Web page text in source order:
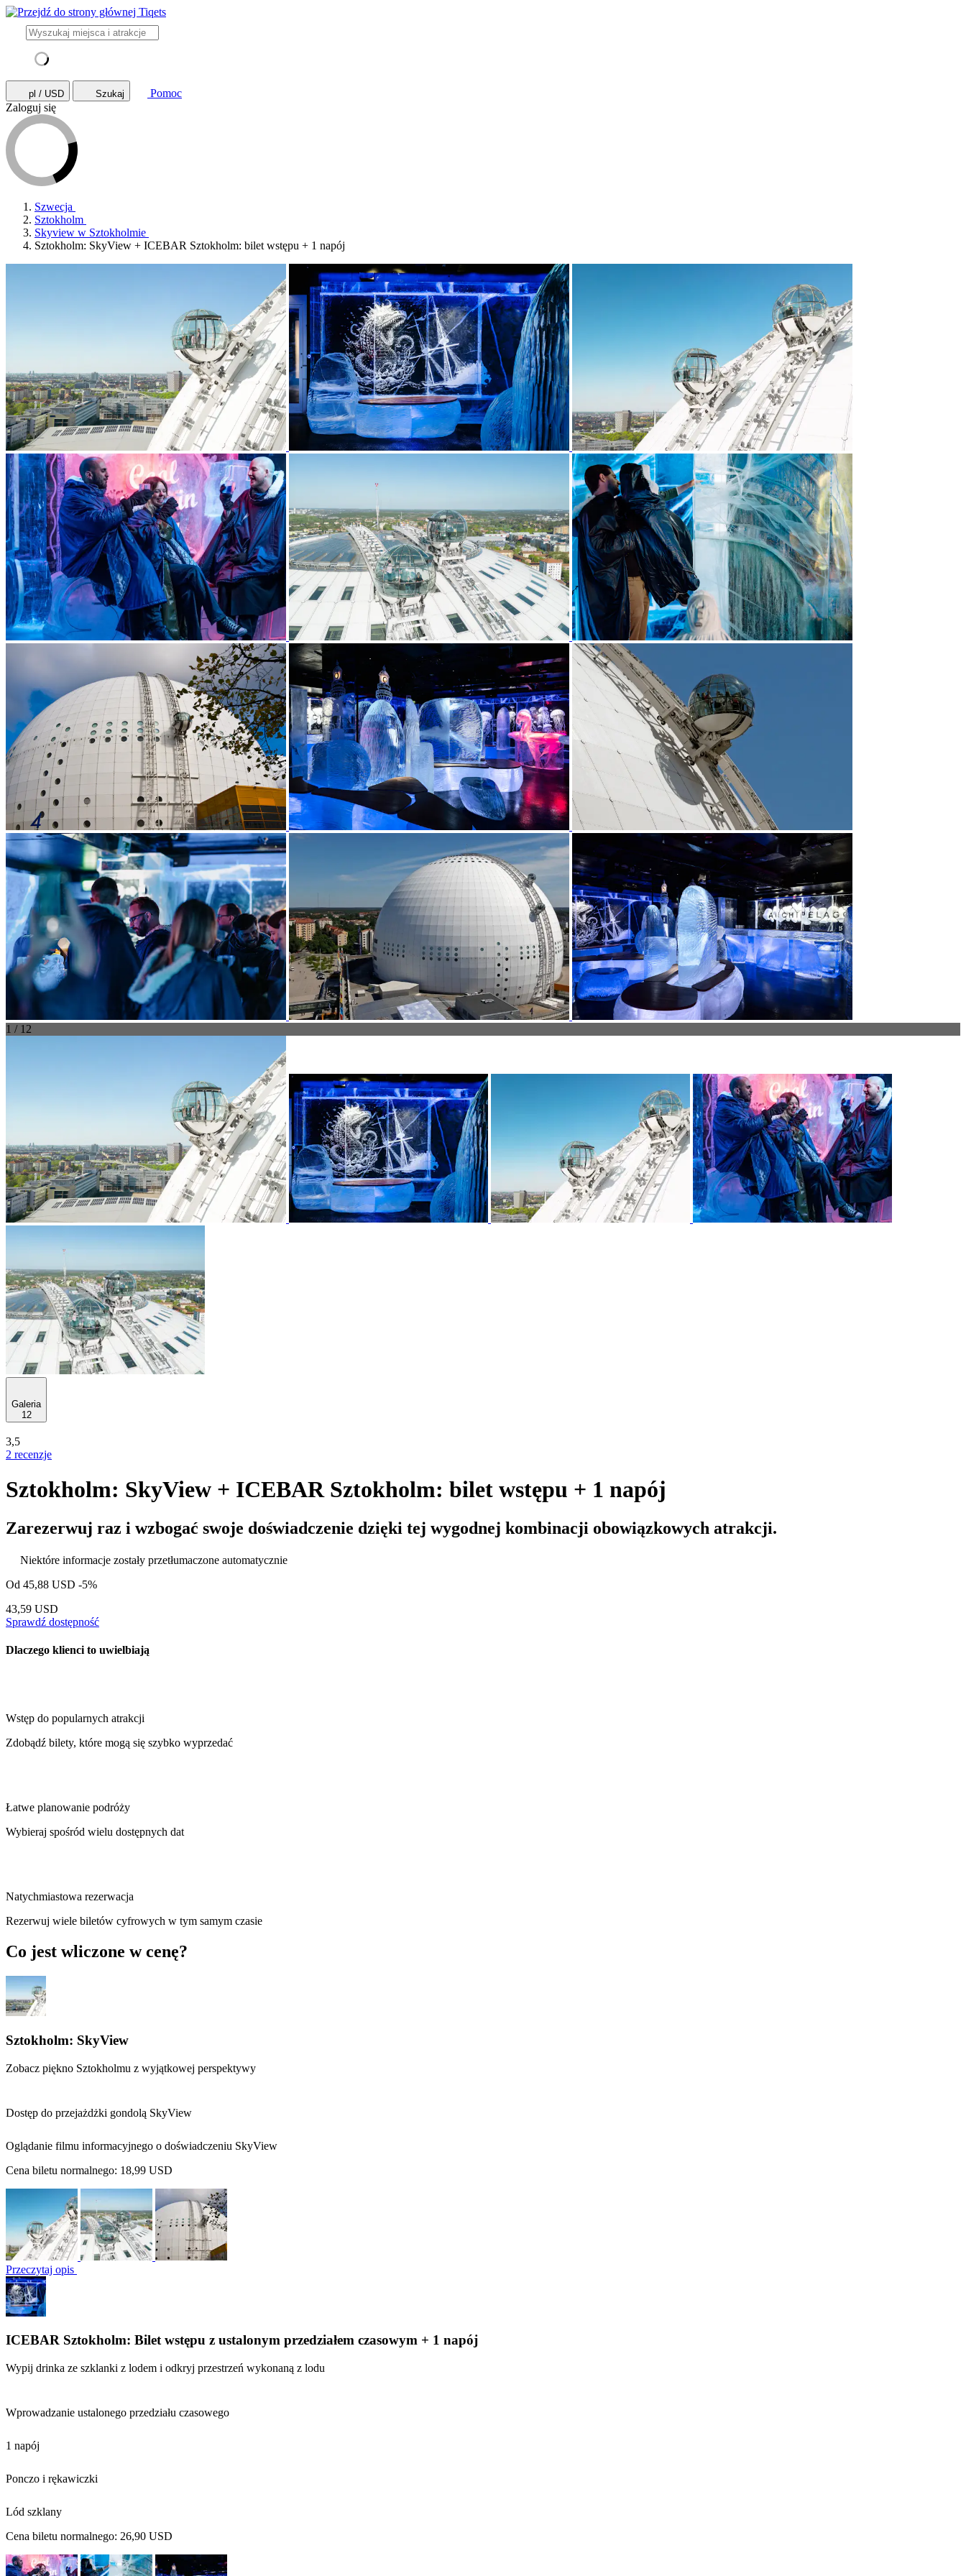
pl / USD Szukaj
Pomoc
Zaloguj się
Szwecja
Sztokholm
Skyview w Sztokholmie
Sztokholm: SkyView + ICEBAR Sztokholm: bilet wstępu + 1 napój
1 / 12
Galeria
12
3,5
2 recenzje
Sztokholm: SkyView + ICEBAR Sztokholm: bilet wstępu + 1 napój
Zarezerwuj raz i wzbogać swoje doświadczenie dzięki tej wygodnej kombinacji obowiązkowych atrakcji.
Niektóre informacje zostały przetłumaczone automatycznie
Od 45,88 USD -5%
43,59 USD
Sprawdź dostępność
Dlaczego klienci to uwielbiają
Wstęp do popularnych atrakcji
Zdobądź bilety, które mogą się szybko wyprzedać
Łatwe planowanie podróży
Wybieraj spośród wielu dostępnych dat
Natychmiastowa rezerwacja
Rezerwuj wiele biletów cyfrowych w tym samym czasie
Co jest wliczone w cenę?
Sztokholm: SkyView
Zobacz piękno Sztokholmu z wyjątkowej perspektywy
Dostęp do przejażdżki gondolą SkyView
Oglądanie filmu informacyjnego o doświadczeniu SkyView
Cena biletu normalnego: 18,99 USD
Przeczytaj opis
ICEBAR Sztokholm: Bilet wstępu z ustalonym przedziałem czasowym + 1 napój
Wypij drinka ze szklanki z lodem i odkryj przestrzeń wykonaną z lodu
Wprowadzanie ustalonego przedziału czasowego
1 napój
Ponczo i rękawiczki
Lód szklany
Cena biletu normalnego: 26,90 USD